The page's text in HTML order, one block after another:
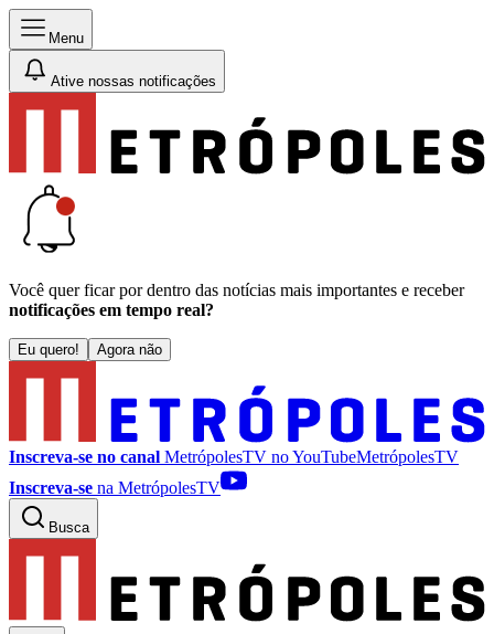
Menu
Ative nossas notificações
Você quer ficar por dentro das notícias mais importantes e receber
notificações em tempo real?
Eu quero! Agora não
Inscreva-se no canal MetrópolesTV noYouTubeMetrópolesTV
Inscreva-se na MetrópolesTV
Busca